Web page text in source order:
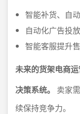
智能补货、自
自动化广告投
智能客服提升
未来的货架电商
决策系统。
卖家
续保持竞争力。